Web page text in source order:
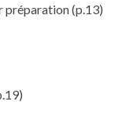
préparation(p.13)